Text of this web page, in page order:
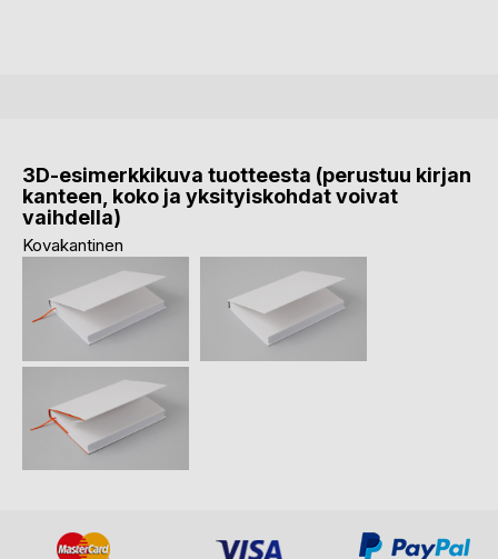
3D-esimerkkikuva tuotteesta (perustuu kirjan
kanteen, koko ja yksityiskohdat voivat
vaihdella)
Kovakantinen